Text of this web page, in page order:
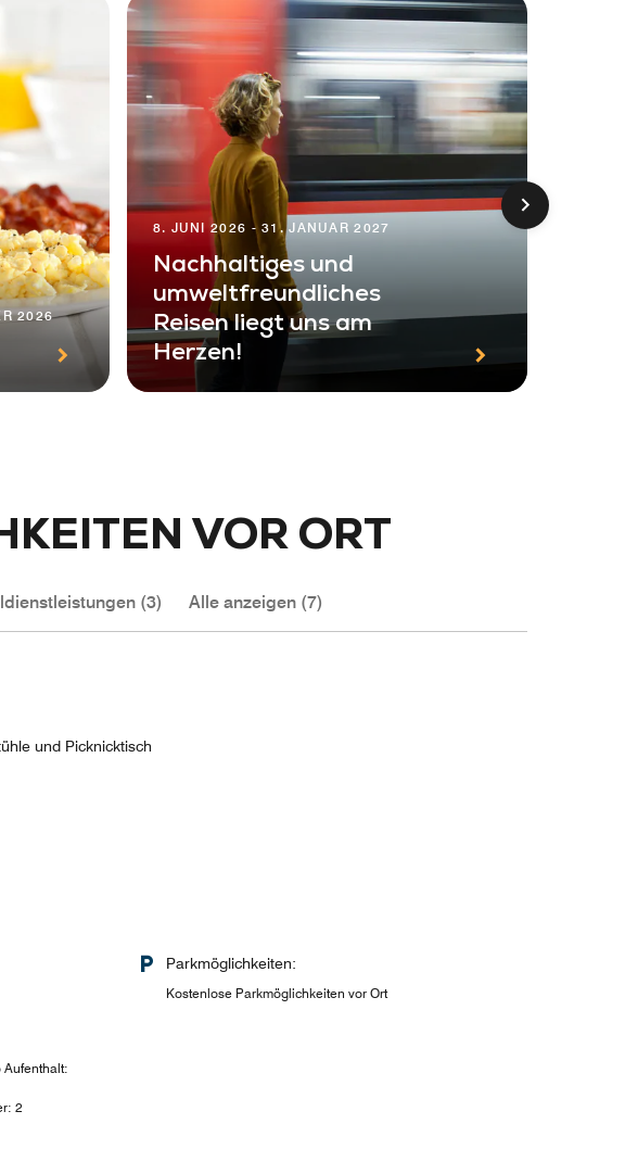
2026
8. JUNI 2026 - 31. JANUAR 2027
Nachhaltiges und
umweltfreundliches
Reisen liegt uns am
Herzen!
VOR ORT
(3) Alle anzeigen (7)
und Picknicktisch
Aufenthalt:
2
Parkmöglichkeiten:
Kostenlose Parkmöglichkeiten vor Ort